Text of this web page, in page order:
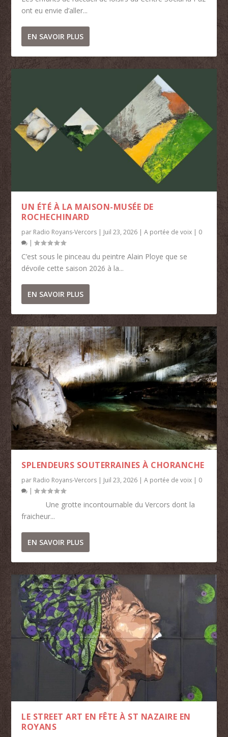
ont eu envie d’aller...
EN SAVOIR PLUS
UN ÉTÉ À LA MAISON-MUSÉE DE
ROCHECHINARD
par Radio Royans-Vercors | Juil 23, 2026 |A portée de voix | 0
|
C’est sous le pinceau du peintre Alain Ploye que se
dévoile cette saison 2026 à la...
EN SAVOIR PLUS
SPLENDEURS SOUTERRAINES À CHORANCHE
par Radio Royans-Vercors | Juil 23, 2026 |A portée de voix | 0
|
Une grotte incontournable du Vercors dont la
fraicheur...
EN SAVOIR PLUS
LE STREET ART EN FÊTE À ST NAZAIRE EN
ROYANS